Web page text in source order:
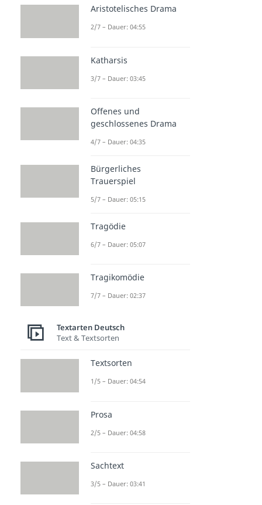
Aristotelisches Drama
2/7 – Dauer: 04:55
Katharsis
3/7 – Dauer: 03:45
Offenes und
geschlossenes Drama
4/7 – Dauer: 04:35
Bürgerliches
Trauerspiel
5/7 – Dauer: 05:15
Tragödie
6/7 – Dauer: 05:07
Tragikomödie
7/7 – Dauer: 02:37
Textarten Deutsch
Text & Textsorten
Textsorten
1/5 – Dauer: 04:54
Prosa
2/5 – Dauer: 04:58
Sachtext
3/5 – Dauer: 03:41